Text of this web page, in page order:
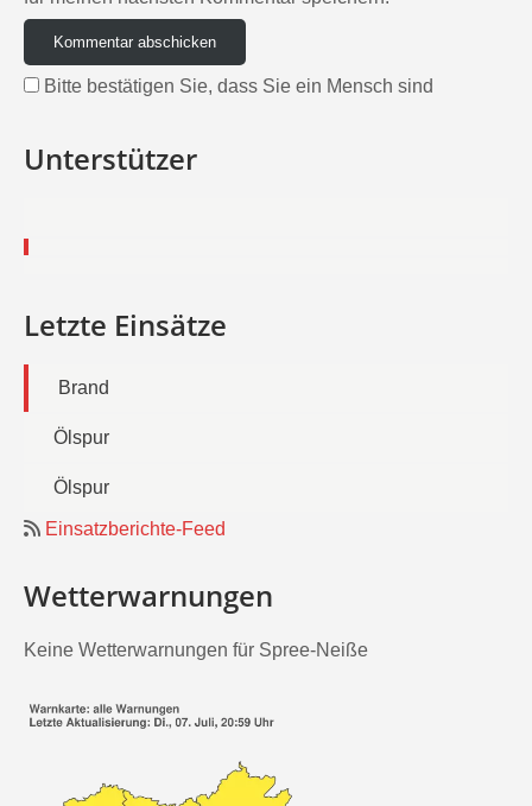
Bitte bestätigen Sie, dass Sie ein Mensch sind
Unterstützer
Letzte Einsätze
Brand
Ölspur
Ölspur
Einsatzberichte-Feed
Wetterwarnungen
Keine Wetterwarnungen für Spree-Neiße